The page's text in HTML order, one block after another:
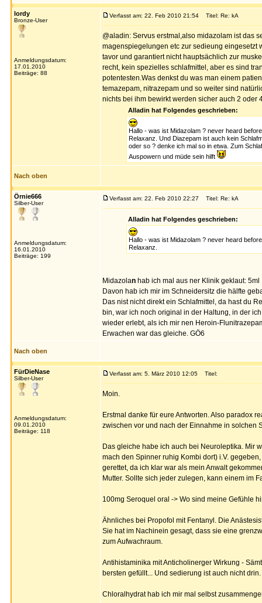
lordy
Bronze-User
Anmeldungsdatum:
17.01.2010
Beiträge: 88
Verfasst am: 22. Feb 2010 21:54 Titel: Re: kA
@aladin: Servus erstmal,also midazolam ist das
magenspiegelungen etc zur sedieung eingesetzt
tavor und garantiert nicht hauptsächlich zur
recht, kein spezielles schlafmittel, aber es sind
potentesten.Was denkst du was man einem
temazepam, nitrazepam und so weiter sind
nichts bei ihm bewirkt werden sicher auch 2 oder
Alladin hat Folgendes geschrieben:
Hallo - was ist Midazolam ? never heard
Relaxanz. Und Diazepam ist auch kein
oder so ? denke ich mal so in etwa. Zum
Auspowern und müde sein hilft
Nach oben
Örnie666
Silber-User
Anmeldungsdatum:
16.01.2010
Beiträge: 199
Verfasst am: 22. Feb 2010 22:27 Titel: Re: kA
Alladin hat Folgendes geschrieben:
Hallo - was ist Midazolam ? never heard
Relaxanz.
Midazolan hab ich mal aus ner Klinik geklaut:
Davon hab ich mir im Schneidersitz die hälfte
Das nist nicht direkt ein Schlafmittel, da hast du
bin, war ich noch original in der Haltung, in der
wieder erlebt, als ich mir nen Heroin-
Erwachen war das gleiche. GÖ6
Nach oben
FürDieNase
Silber-User
Anmeldungsdatum:
09.01.2010
Beiträge: 118
Verfasst am: 5. März 2010 12:05 Titel:
Moin.
Erstmal danke für eure Antworten. Also paradox
zwischen vor und nach der Einnahme in solchen
Das gleiche habe ich auch bei Neuroleptika. Mir
mach den Spinner ruhig Kombi dort) i.V.
gerettet, da ich klar war als mein Anwalt
Mutter. Sollte sich jeder zulegen, kann einem im
100mg Seroquel oral -> Wo sind meine Gefühle
Ähnliches bei Propofol mit Fentanyl. Die
Sie hat im Nachinein gesagt, dass sie eine
zum Aufwachraum.
Antihistaminika mit Anticholinerger Wirkung -
bersten gefüllt... Und sedierung ist auch nicht drin.
Chloralhydrat hab ich mir mal selbst